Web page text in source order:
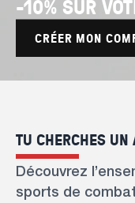
-10% SUR
CRÉER MON
TU CHERCHES
Découvrez
sports de